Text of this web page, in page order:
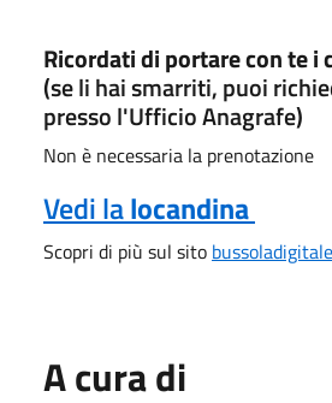
Ricordati di portare con te i
(se li hai smarriti, puoi
presso l'Ufficio Anagrafe)
Non è necessaria la prenotazione
Vedi lalocandina
Scopri di più sul sito
A cura di